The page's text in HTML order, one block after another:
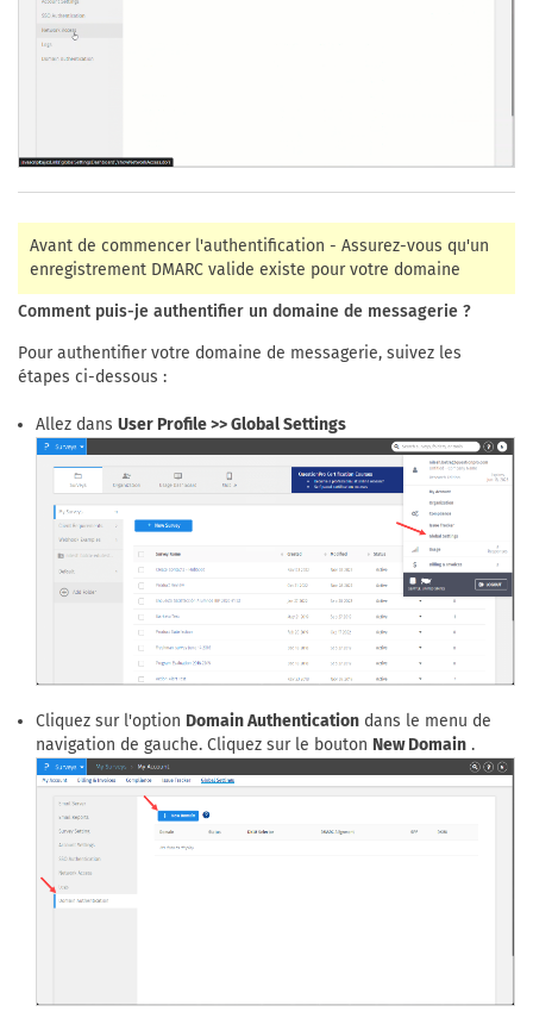
Avant de commencer l'authentification - Assurez-vous qu'un
enregistrement DMARC valide existe pour votre domaine
Comment puis-je authentifier un domaine de messagerie ?
Pour authentifier votre domaine de messagerie, suivez les
étapes ci-dessous :
Allez dans User Profile >> Global Settings
Cliquez sur l'option Domain Authentication dans le menu de
navigation de gauche. Cliquez sur le bouton New Domain .